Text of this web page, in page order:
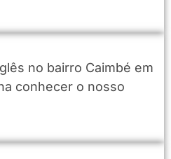
no bairro Caimbé em
conhecer o nosso